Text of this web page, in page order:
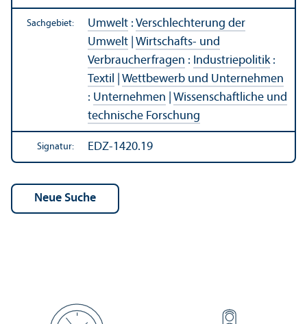
Sachgebiet: Umwelt : Verschlechterung der
Umwelt Wirtschafts- und
Verbraucherfragen : Industriepolitik:
Textil
Wettbewerb und Unter­nehmen
: Unter­nehmen
Wissenschaft­liche und
technische Forschung
Signatur: EDZ-1420.19